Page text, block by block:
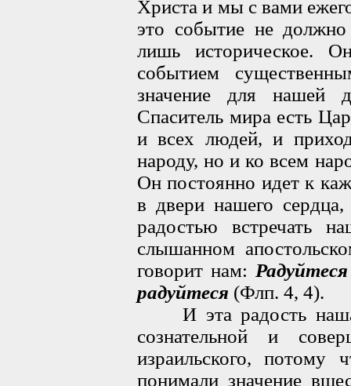
Христа и мы с вами
это событие не должно
лишь историческое.
событием
значение для нашей
Спаситель мира есть
и всех людей, и
народу, но и ко всем
Он постоянно идет к
в двери нашего
радостью встречать
слышанном
говорит нам:
радуйтеся (Флп. 4, 4).
И эта радость наша
сознательной и
израильского, потому
понимали значение